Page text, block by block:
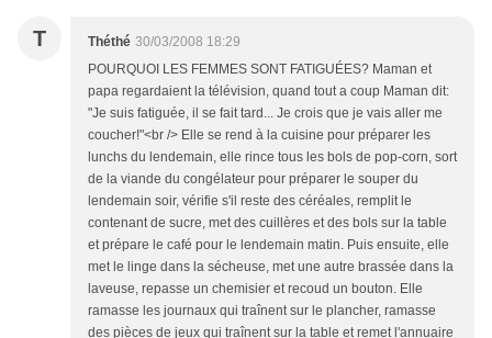
T Théthé 30/03/2008 18:29
POURQUOI LES FEMMES SONT FATIGUÉES? Maman et
papa regardaient la télévision, quand tout a coup Maman dit:
"Je suis fatiguée, il se fait tard... Je crois que je vais aller me
coucher!"<br /> Elle se rend à la cuisine pour préparer les
lunchs du lendemain, elle rince tous les bols de pop-corn, sort
de la viande du congélateur pour préparer le souper du
lendemain soir, vérifie s'il reste des céréales, remplit le
contenant de sucre, met des cuillères et des bols sur la table
et prépare le café pour le lendemain matin. Puis ensuite, elle
met le linge dans la sécheuse, met une autre brassée dans la
laveuse, repasse un chemisier et recoud un bouton. Elle
ramasse les journaux qui traînent sur le plancher, ramasse
des pièces de jeux qui traînent sur la table et remet l'annuaire